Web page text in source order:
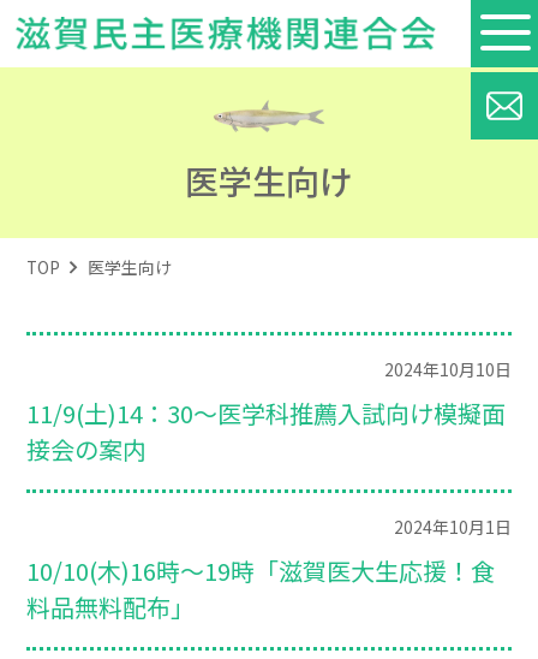
医学生向け
TOP 医学生向け
2024年10月10日
11/9(土)14：30～医学科推薦入試向け模擬面
接会の案内
2024年10月1日
10/10(木)16時～19時「滋賀医大生応援！食
料品無料配布」